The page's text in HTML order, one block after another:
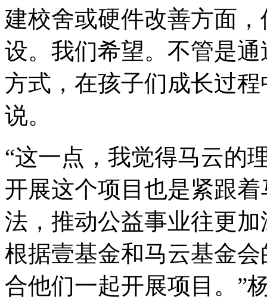
建校舍或硬件改善方面
设。我们希望。不管是
方式，在孩子们成长过
说。
“这一点，我觉得马云的
开展这个项目也是紧跟
法，推动公益事业往更
根据壹基金和马云基金
合他们一起开展项目。”